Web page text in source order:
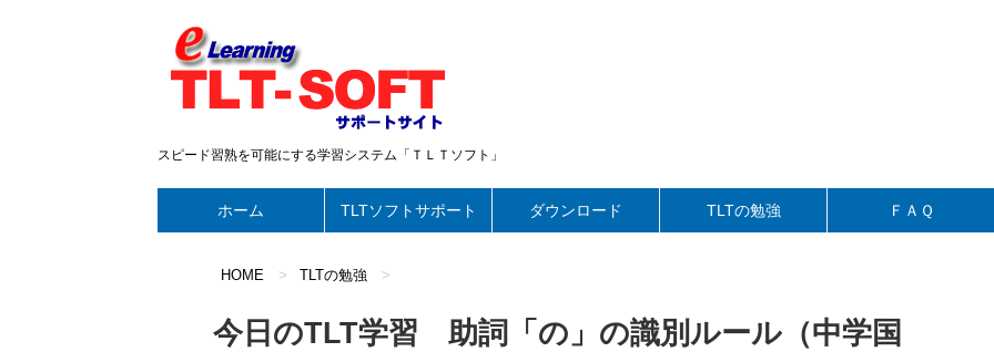
スピード習熟を可能にする学習システム「ＴＬＴソフト」
ホーム TLTソフトサポート ダウンロード TLTの勉強 ＦＡＱ
HOME > TLTの勉強 >
今日のTLT学習 助詞「の」の識別ルール（中学国